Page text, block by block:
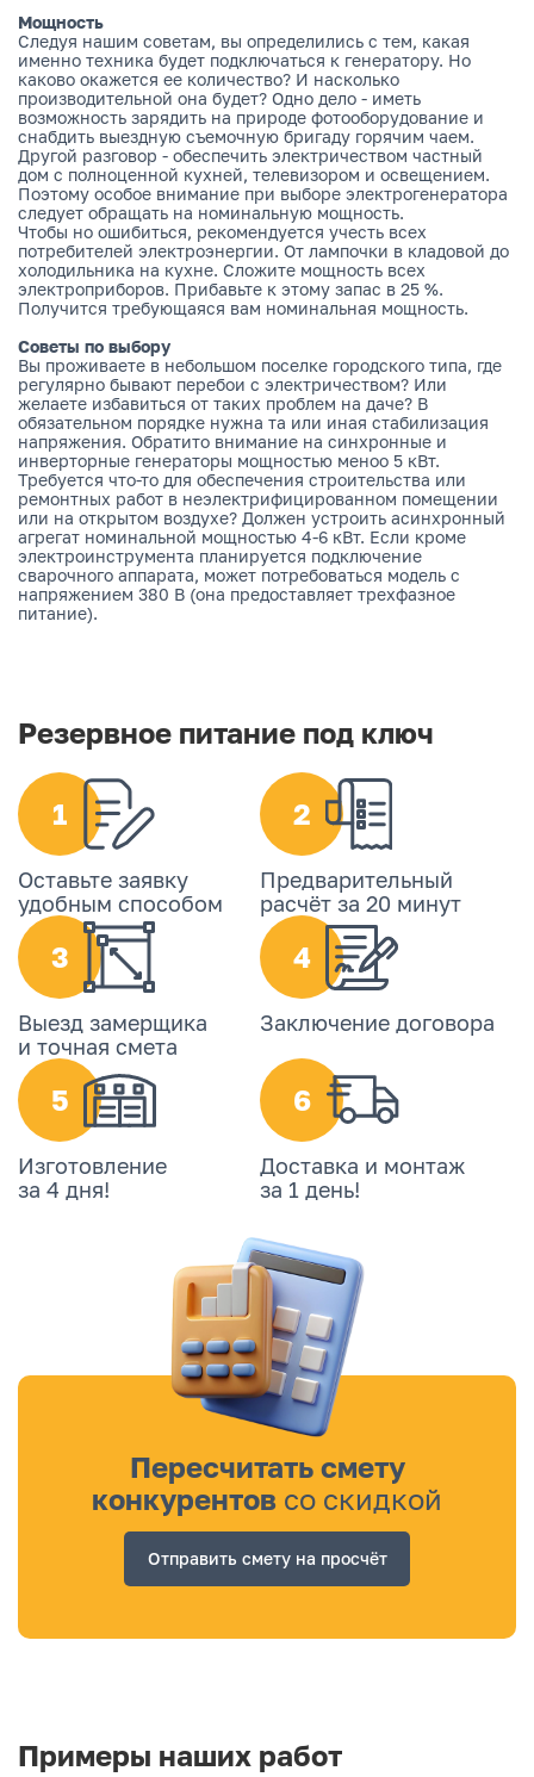
Мощность
Следуя нашим советам, вы определились с тем, какая
именно техника будет подключаться к генератору. Но
каково окажется ее количество? И насколько
производительной она будет? Одно дело - иметь
возможность зарядить на природе фотооборудование и
снабдить выездную съемочную бригаду горячим чаем.
Другой разговор - обеспечить электричеством частный
дом с полноценной кухней, телевизором и освещением.
Поэтому особое внимание при выборе электрогенератора
следует обращать на номинальную мощность.
Чтобы но ошибиться, рекомендуется учесть всех
потребителей электроэнергии. От лампочки в кладовой до
холодильника на кухне. Сложите мощность всех
электроприборов. Прибавьте к этому запас в 25 %.
Получится требующаяся вам номинальная мощность.
Советы по выбору
Вы проживаете в небольшом поселке городского типа, где
регулярно бывают перебои с электричеством? Или
желаете избавиться от таких проблем на даче? В
обязательном порядке нужна та или иная стабилизация
напряжения. Обратито внимание на синхронные и
инверторные генераторы мощностью меноо 5 кВт.
Требуется что-то для обеспечения строительства или
ремонтных работ в неэлектрифицированном помещении
или на открытом воздухе? Должен устроить асинхронный
агрегат номинальной мощностью 4-6 кВт. Если кроме
электроинструмента планируется подключение
сварочного аппарата, может потребоваться модель с
напряжением 380 В (она предоставляет трехфазное
питание).
Резервное питание под ключ
1
Оставьте заявку
удобным способом
2
Предварительный
расчёт за 20 минут
3
Выезд замерщика
и точная смета
4
Заключение договора
5
Изготовление
за 4 дня!
6
Доставка и монтаж
за 1 день!
Пересчитать смету
конкурентов со скидкой
Отправить смету на просчёт
Примеры наших работ